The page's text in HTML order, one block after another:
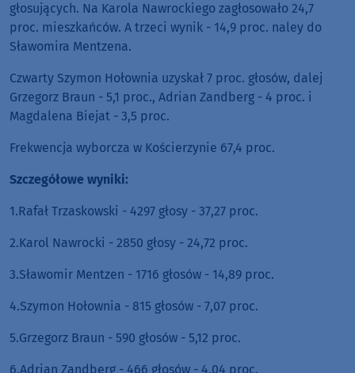
głosujących. Na Karola Nawrockiego zagłosowało 24,7
proc. mieszkańców. A trzeci wynik - 14,9 proc. naley do
Sławomira Mentzena.
Czwarty Szymon Hołownia uzyskał 7 proc. głosów, dalej
Grzegorz Braun - 5,1 proc., Adrian Zandberg - 4 proc. i
Magdalena Biejat - 3,5 proc.
Frekwencja wyborcza w Kościerzynie 67,4 proc.
Szczegółowe wyniki:
1.Rafał Trzaskowski - 4297 głosy - 37,27 proc.
2.Karol Nawrocki - 2850 głosy - 24,72 proc.
3.Sławomir Mentzen - 1716 głosów - 14,89 proc.
4.Szymon Hołownia - 815 głosów - 7,07 proc.
5.Grzegorz Braun - 590 głosów - 5,12 proc.
6.Adrian Zandberg - 466 głosów - 4,04 proc.